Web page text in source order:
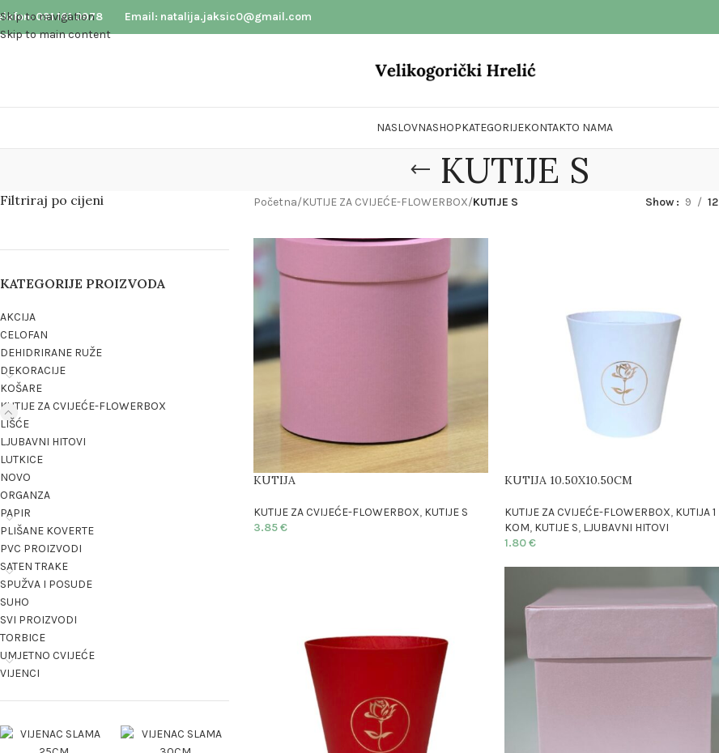
Skip to navigation
Skip to main content
091 161 0978 Email: natalija.jaksic0@gmail.com
NASLOVNASHOPKATEGORIJEKONTAKTO NAMA
KUTIJE S
Filtriraj po cijeni
KATEGORIJE PROIZVODA
AKCIJA
CELOFAN
DEHIDRIRANE RUŽE
DEKORACIJE
KOŠARE
KUTIJE ZA CVIJEĆE-FLOWERBOX
LIŠĆE
LJUBAVNI HITOVI
LUTKICE
NOVO
ORGANZA
PAPIR
PLIŠANE KOVERTE
PVC PROIZVODI
SATEN TRAKE
SPUŽVA I POSUDE
SUHO
SVI PROIZVODI
TORBICE
UMJETNO CVIJEĆE
VIJENCI
Početna/KUTIJE ZA CVIJEĆE-FLOWERBOX/KUTIJE S Show 9 12
KUTIJA
KUTIJE ZA CVIJEĆE-FLOWERBOX, KUTIJE S
3.85€
KUTIJA 10.50X10.50CM
KUTIJE ZA CVIJEĆE-FLOWERBOX, KUTIJA 1
KOM, KUTIJE S, LJUBAVNI HITOVI
1.80€